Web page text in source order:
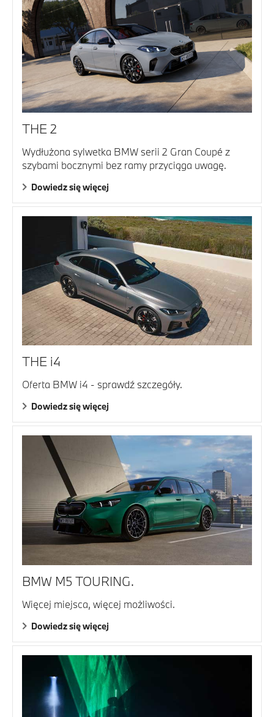
THE 2
Wydłużona sylwetka BMW serii 2 Gran Coupé z
szybami bocznymi bez ramy przyciąga uwagę.
Dowiedz się więcej
THE i4
Oferta BMW i4 - sprawdź szczegóły.
Dowiedz się więcej
BMW M5 TOURING.
Więcej miejsca, więcej możliwości.
Dowiedz się więcej